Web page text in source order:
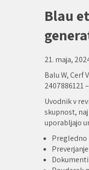
Blau
21. maja,
Balu W, Cerf
2407886121 –
Uvodnik v
skupnost,
uporabljajo
Pregledno